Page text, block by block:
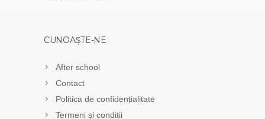
CUNOAȘTE-NE
After school
Contact
Politica de confidențialitate
Termeni și condiții